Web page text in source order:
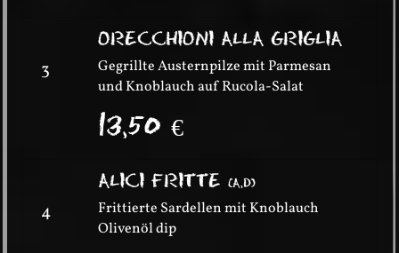
3
ORECCHIONI ALLA GRIGLIA
Gegrillte Austernpilze mit Parmesan
und Knoblauch auf Rucola-Salat
13,50€
4
ALICI FRITTE(A,D)
Frittierte Sardellen mit Knoblauch
Olivenöl dip